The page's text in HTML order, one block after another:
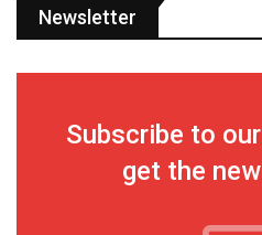
Newsletter
Subscribe to
get the